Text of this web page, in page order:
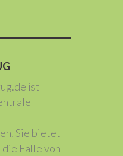
ist
Sie bietet
Falle von